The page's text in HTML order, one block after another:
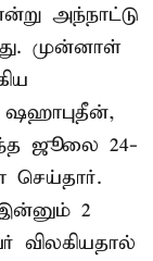
அந்நாட்டு
முன்னாள்
ஷஹாபுதீன்,
ஜூலை 24-
செய்தார்.
2